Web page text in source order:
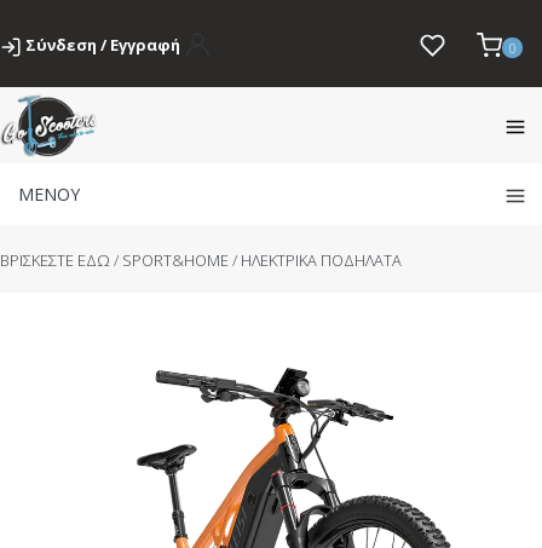
Σύνδεση / Εγγραφή 0
ΜΕΝΟΥ
BΡΙΣΚΕΣΤΕ ΕΔΩ / SPORT&HOME/ ΗΛΕΚΤΡΙΚΑ ΠΟΔΗΛΑΤΑ